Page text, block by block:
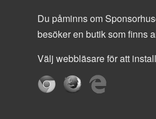
Du påminns om
besöker en butik som finns
Välj webbläsare för att